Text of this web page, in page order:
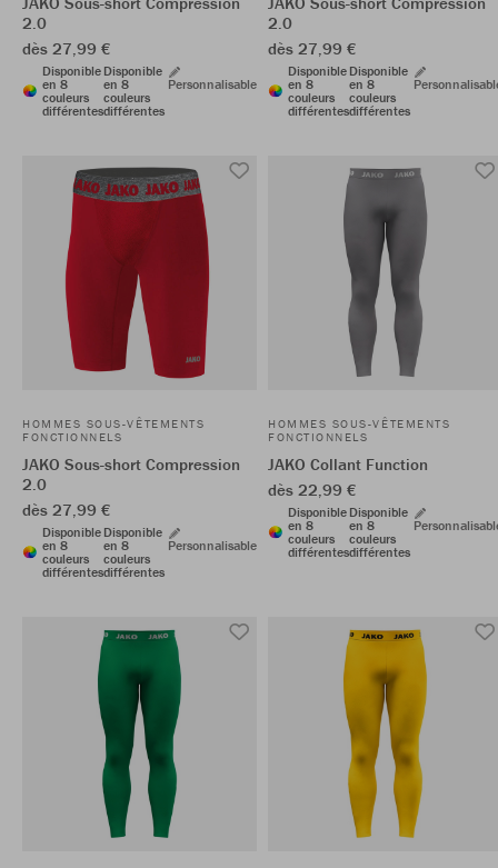
2.0
dès 27,99 €
Disponible
en 8
couleurs
différentes
Disponible
en 8
couleurs
différentes
Personnalisable
2.0
dès 27,99 €
Disponible
en 8
couleurs
différentes
Disponible
en 8
couleurs
différentes
HOMMES SOUS-VÊTEMENTS
FONCTIONNELS
JAKO Sous-short Compression
2.0
dès 27,99 €
Disponible
en 8
couleurs
différentes
Disponible
en 8
couleurs
différentes
Personnalisable
HOMMES SOUS-VÊTEMENTS
FONCTIONNELS
JAKO Collant Function
dès 22,99 €
Disponible
en 8
couleurs
différentes
Disponible
en 8
couleurs
différentes